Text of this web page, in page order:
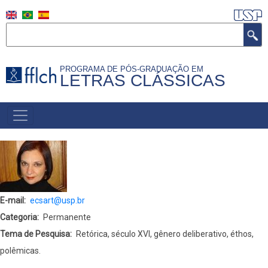
para
principal
PROGRAMA DE PÓS-GRADUAÇÃO EM
LETRAS CLÁSSICAS
NAVEGAÇÃO
PRINCIPAL
(PORTUGUÊS)
E-mail
ecsart@usp.br
Categoria
Permanente
Tema de Pesquisa
Retórica, século XVI, gênero deliberativo, éthos,
polêmicas.